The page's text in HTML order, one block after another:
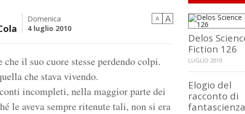
Domenica
4 luglio 2010
A A
il suo cuore stesse perdendo colpi.
che stava vivendo.
incompleti, nella maggior parte dei
le aveva sempre ritenute tali, non si era
Delos
Fiction 126
LUGLIO 2010
Elogio del
racconto di
fantascienza